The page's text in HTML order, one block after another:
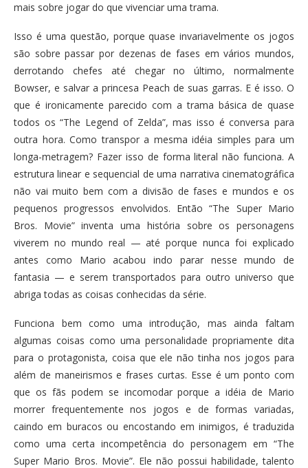
mais sobre jogar do que vivenciar uma trama.
Isso é uma questão, porque quase invariavelmente os jogos
são sobre passar por dezenas de fases em vários mundos,
derrotando chefes até chegar no último, normalmente
Bowser, e salvar a princesa Peach de suas garras. E é isso. O
que é ironicamente parecido com a trama básica de quase
todos os “The Legend of Zelda”, mas isso é conversa para
outra hora. Como transpor a mesma idéia simples para um
longa-metragem? Fazer isso de forma literal não funciona. A
estrutura linear e sequencial de uma narrativa cinematográfica
não vai muito bem com a divisão de fases e mundos e os
pequenos progressos envolvidos. Então “The Super Mario
Bros. Movie” inventa uma história sobre os personagens
viverem no mundo real — até porque nunca foi explicado
antes como Mario acabou indo parar nesse mundo de
fantasia — e serem transportados para outro universo que
abriga todas as coisas conhecidas da série.
Funciona bem como uma introdução, mas ainda faltam
algumas coisas como uma personalidade propriamente dita
para o protagonista, coisa que ele não tinha nos jogos para
além de maneirismos e frases curtas. Esse é um ponto com
que os fãs podem se incomodar porque a idéia de Mario
morrer frequentemente nos jogos e de formas variadas,
caindo em buracos ou encostando em inimigos, é traduzida
como uma certa incompetência do personagem em “The
Super Mario Bros. Movie”. Ele não possui habilidade, talento